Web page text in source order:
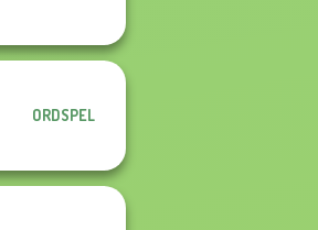
ORDSPEL